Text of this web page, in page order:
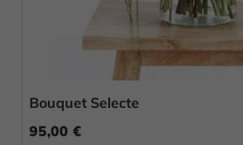
Bouquet Selecte
95,00 €